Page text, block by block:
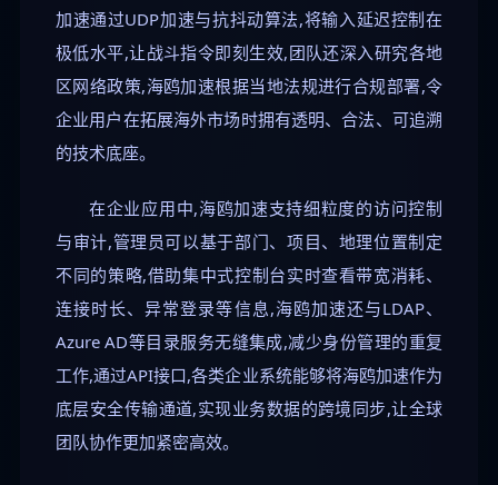
加速通过UDP加速与抗抖动算法,将输入延迟控制在
极低水平,让战斗指令即刻生效,团队还深入研究各地
区网络政策,海鸥加速根据当地法规进行合规部署,令
企业用户在拓展海外市场时拥有透明、合法、可追溯
的技术底座。
在企业应用中,海鸥加速支持细粒度的访问控制
与审计,管理员可以基于部门、项目、地理位置制定
不同的策略,借助集中式控制台实时查看带宽消耗、
连接时长、异常登录等信息,海鸥加速还与LDAP、
Azure AD等目录服务无缝集成,减少身份管理的重复
工作,通过API接口,各类企业系统能够将海鸥加速作为
底层安全传输通道,实现业务数据的跨境同步,让全球
团队协作更加紧密高效。